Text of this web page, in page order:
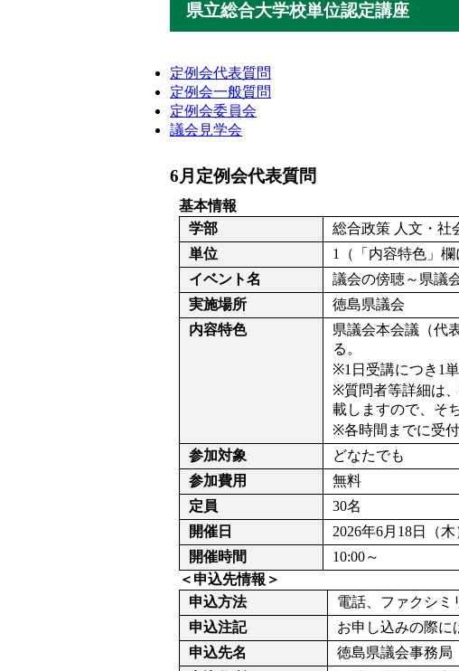
県立総合大学校単位認定講座
定例会代表質問
定例会一般質問
定例会委員会
議会見学会
6月定例会代表質問
基本情報
学部
総合政策 人文・社
単位
1（「内容特色」欄
イベント名
議会の傍聴～県議
実施場所
徳島県議会
内容特色
県議会本会議（代
る。
※1日受講につき1
※質問者等詳細は
載しますので、そ
※各時間までに受
参加対象
どなたでも
参加費用
無料
定員
30名
開催日
2026年6月18日（木
開催時間
10:00～
＜申込先情報＞
申込方法
電話、ファクシミ
申込注記
お申し込みの際に
申込先名
徳島県議会事務局